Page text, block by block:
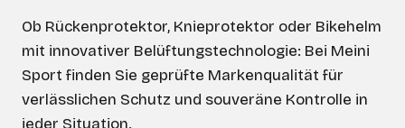
Ob Rückenprotektor, Knieprotektor oder Bikehelm
mit innovativer Belüftungstechnologie: Bei Meini
Sport finden Sie geprüfte Markenqualität für
verlässlichen Schutz und souveräne Kontrolle in
jeder Situation.